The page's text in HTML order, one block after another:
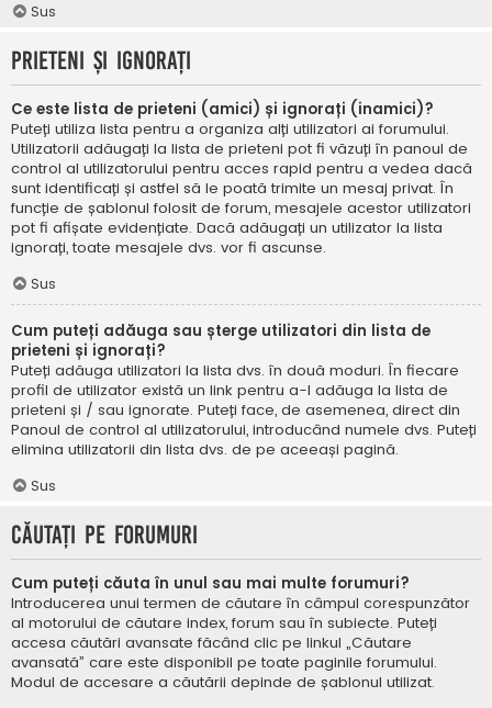
Sus
Prieteni și ignorați
Ce este lista de prieteni (amici) și ignorați (inamici)?
Puteți utiliza lista pentru a organiza alți utilizatori ai forumului.
Utilizatorii adăugați la lista de prieteni pot fi văzuți în panoul de
control al utilizatorului pentru acces rapid pentru a vedea dacă
sunt identificați și astfel să le poată trimite un mesaj privat. În
funcție de șablonul folosit de forum, mesajele acestor utilizatori
pot fi afișate evidențiate. Dacă adăugați un utilizator la lista
ignorați, toate mesajele dvs. vor fi ascunse.
Sus
Cum puteți adăuga sau șterge utilizatori din lista de
prieteni și ignorați?
Puteți adăuga utilizatori la lista dvs. în două moduri. În fiecare
profil de utilizator există un link pentru a-l adăuga la lista de
prieteni și / sau ignorate. Puteți face, de asemenea, direct din
Panoul de control al utilizatorului, introducând numele dvs. Puteți
elimina utilizatorii din lista dvs. de pe aceeași pagină.
Sus
Căutați pe forumuri
Cum puteți căuta în unul sau mai multe forumuri?
Introducerea unui termen de căutare în câmpul corespunzător
al motorului de căutare index, forum sau în subiecte. Puteți
accesa căutări avansate făcând clic pe linkul „Căutare
avansată” care este disponibil pe toate paginile forumului.
Modul de accesare a căutării depinde de șablonul utilizat.